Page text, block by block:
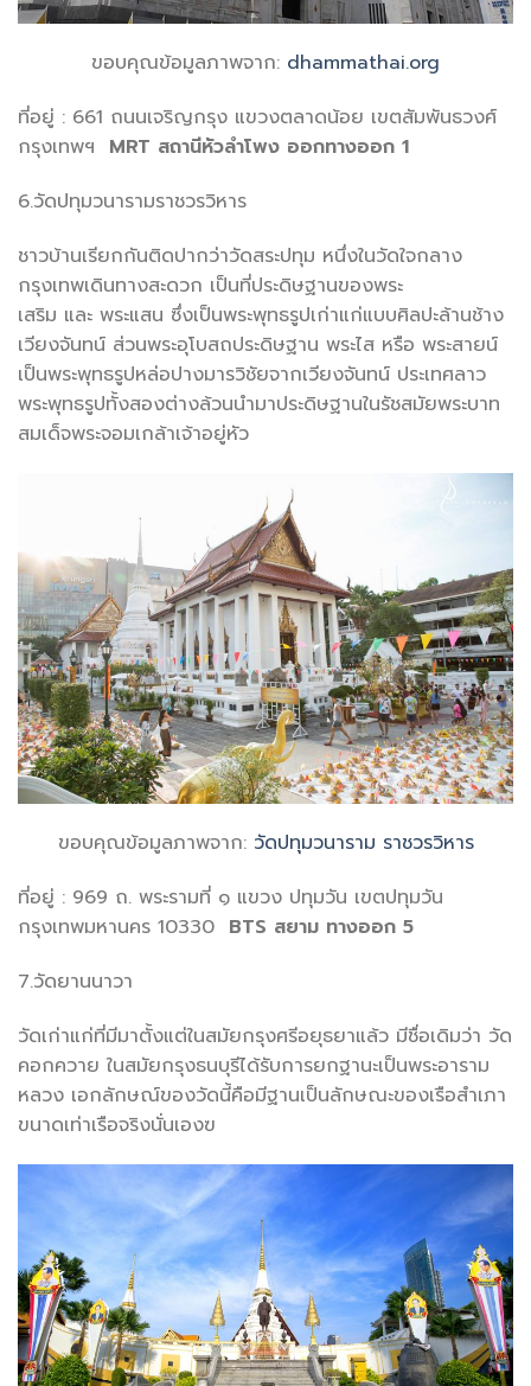
ขอบคุณข้อมูลภาพจาก: dhammathai.org
ที่อยู่ : 661 ถนนเจริญกรุง แขวงตลาดน้อย เขตสัมพันธวงศ์
กรุงเทพฯ MRT สถานีหัวลำโพง ออกทางออก 1
6.วัดปทุมวนารามราชวรวิหาร
ชาวบ้านเรียกกันติดปากว่าวัดสระปทุม หนึ่งในวัดใจกลาง
กรุงเทพเดินทางสะดวก เป็นที่ประดิษฐานของพระ
เสริม และ พระแสน ซึ่งเป็นพระพุทธรูปเก่าแก่แบบศิลปะล้านช้าง
เวียงจันทน์ ส่วนพระอุโบสถประดิษฐาน พระไส หรือ พระสายน์
เป็นพระพุทธรูปหล่อปางมารวิชัยจากเวียงจันทน์ ประเทศลาว
พระพุทธรูปทั้งสองต่างล้วนนำมาประดิษฐานในรัชสมัยพระบาท
สมเด็จพระจอมเกล้าเจ้าอยู่หัว
ขอบคุณข้อมูลภาพจาก: วัดปทุมวนาราม ราชวรวิหาร
ที่อยู่ : 969 ถ. พระรามที่ ๑ แขวง ปทุมวัน เขตปทุมวัน
กรุงเทพมหานคร 10330 BTS สยาม ทางออก 5
7.วัดยานนาวา
วัดเก่าแก่ที่มีมาตั้งแต่ในสมัยกรุงศรีอยุธยาแล้ว มีชื่อเดิมว่า วัด
คอกควาย ในสมัยกรุงธนบุรีได้รับการยกฐานะเป็นพระอาราม
หลวง เอกลักษณ์ของวัดนี้คือมีฐานเป็นลักษณะของเรือสำเภา
ขนาดเท่าเรือจริงนั่นเองฃ